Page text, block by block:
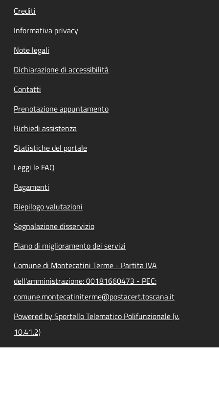
Crediti
Informativa privacy
Note legali
Dichiarazione di accessibilità
Contatti
Prenotazione appuntamento
Richiedi assistenza
Statistiche del portale
Leggi le FAQ
Pagamenti
Riepilogo valutazioni
Segnalazione disservizio
Piano di miglioramento dei servizi
Comune di Montecatini Terme - Partita IVA
dell'amministrazione: 00181660473 - PEC:
comune.montecatiniterme@postacert.toscana.it
Powered by Sportello Telematico Polifunzionale (v.
10.41.2)